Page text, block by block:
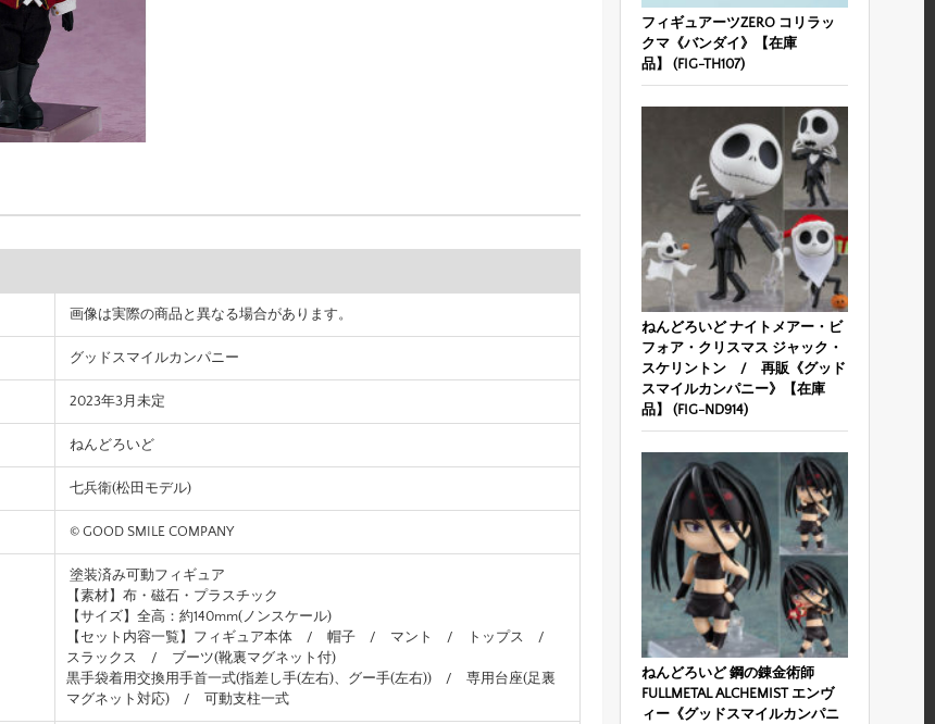
画像は実際の商品と異なる場合があります。
グッドスマイルカンパニー
2023年3月未定
ねんどろいど
七兵衛(松田モデル)
© GOOD SMILE COMPANY
塗装済み可動フィギュア
【素材】布・磁石・プラスチック
【サイズ】全高：約140mm(ノンスケール)
【セット内容一覧】フィギュア本体 / 帽子 / マント / トップス /
スラックス / ブーツ(靴裏マグネット付)
黒手袋着用交換用手首一式(指差し手(左右)、グー手(左右)) / 専用台座(足裏
マグネット対応) / 可動支柱一式
フィギュアーツZERO コリラッ
クマ《バンダイ》【在庫
品】 (FIG-TH107)
ねんどろいど ナイトメアー・ビ
フォア・クリスマス ジャック・
スケリントン / 再販《グッド
スマイルカンパニー》【在庫
品】 (FIG-ND914)
ねんどろいど 鋼の錬金術師
FULLMETAL ALCHEMIST エンヴ
ィー《グッドスマイルカンパニ